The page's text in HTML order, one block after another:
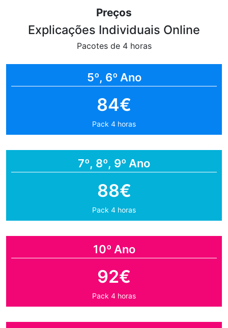
Preços
Explicações Individuais Online
Pacotes de 4 horas
5º, 6º Ano
84€
Pack 4 horas
7º, 8º, 9º Ano
88€
Pack 4 horas
10º Ano
92€
Pack 4 horas